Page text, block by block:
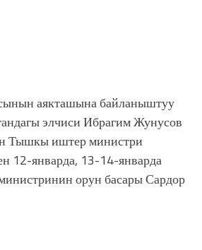
үчүн
аякташына байланыштуу
элчиси Ибрагим Жунусов
Тышкы иштер министри
12-январда, 13-14-январда
орун басары Сардор